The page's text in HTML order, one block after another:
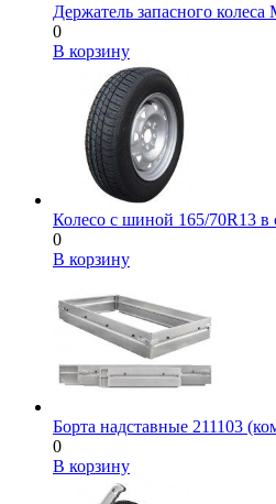
Держатель запасного
0
В корзину
Колесо с шиной 165/70R13 в
0
В корзину
Борта надставные 211103
0
В корзину